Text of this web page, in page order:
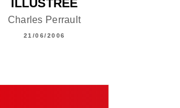
ILLUSTRÉE
Charles Perrault
21/06/2006